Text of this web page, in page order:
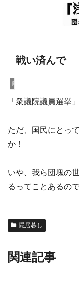
戦い済んで
隠居暮し
「衆議院議員選挙
ただ、国民にとっ
か！
いや、我ら団塊の
るってことあるの
隠居暮し
関連記事